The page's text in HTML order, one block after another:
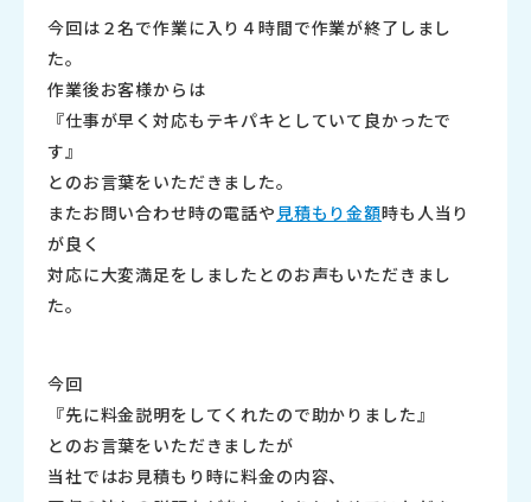
今回は２名で作業に入り４時間で作業が終了しまし
た。
作業後お客様からは
『仕事が早く対応もテキパキとしていて良かったで
す』
とのお言葉をいただきました。
またお問い合わせ時の電話や見積もり金額時も人当り
が良く
対応に大変満足をしましたとのお声もいただきまし
た。
今回
『先に料金説明をしてくれたので助かりました』
とのお言葉をいただきましたが
当社ではお見積もり時に料金の内容、